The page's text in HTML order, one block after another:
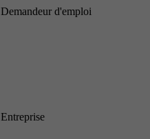
Demandeur d'emploi
Entreprise